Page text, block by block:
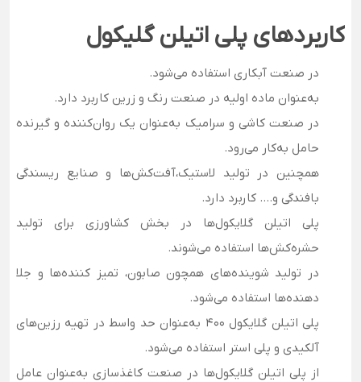
کاربردهای پلی اتیلن گلیکول
در صنعت آبکاری استفاده می‌شود.
به‌عنوان ماده اولیه در صنعت رنگ و زرین کاربرد دارد.
در صنعت کاشی و سرامیک به‌عنوان یک روان‌کننده و گیرنده
حامل به‌کار می‌رود.
همچنین در تولید لاستیک،آفت‌کش‌ها و صنایع ریسندگی
بافندگی و…. کاربرد دارد.
پلی اتیلن گلایکول‌ها در بخش کشاورزی برای تولید
حشره‌کش‌ها استفاده می‌شوند.
در تولید شوینده‌های همچون صابون، تمیز کننده‌ها و جلا
دهنده‌ها استفاده می‌شود.
پلی اتیلن گلایکول 400 به‌عنوان حد واسط در تهیه ­رزین‌های
آلکیدی و پلی استر استفاده می­‌شود.
از پلی اتیلن گلایکول‌ها در صنعت کاغذسازی به‌عنوان عامل